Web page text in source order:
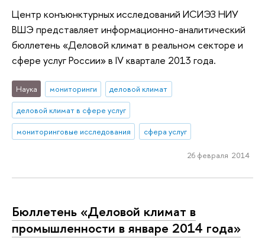
Центр конъюнктурных исследований ИСИЭЗ НИУ
ВШЭ представляет информационно-аналитический
бюллетень «Деловой климат в реальном секторе и
сфере услуг России» в IV квартале 2013 года.
Наука мониторинги
деловой климат
деловой климат в сфере услуг
мониторинговые исследования
сфера услуг
26 февраля 2014
Бюллетень «Деловой климат в
промышленности в январе 2014 года»